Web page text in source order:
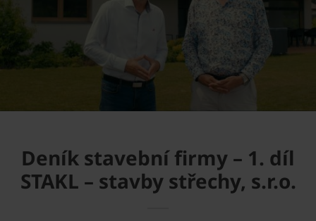
Deník stavební firmy – 1. díl
STAKL – stavby střechy, s.r.o.